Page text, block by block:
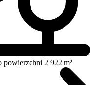
powierzchni 2 922 m²